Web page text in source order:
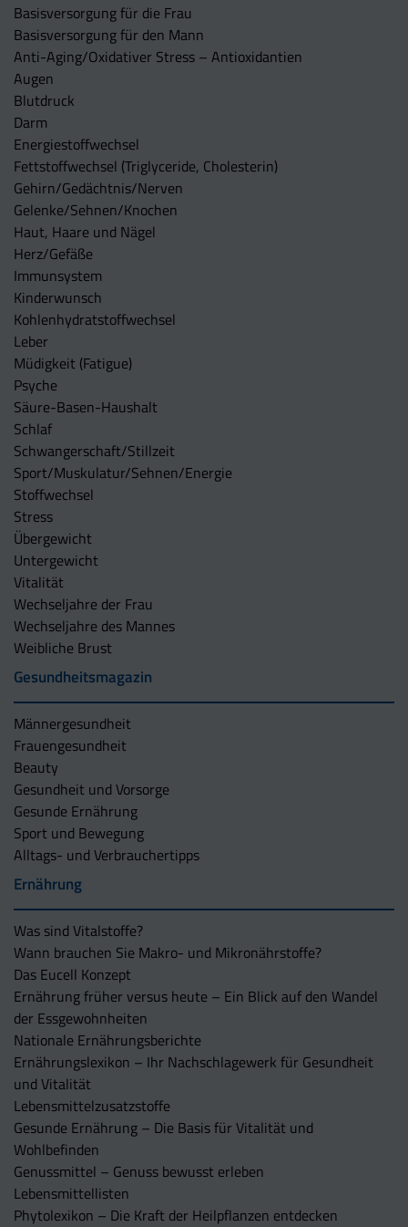
Basisversorgung für die Frau
Basisversorgung für den Mann
Anti-Aging/Oxidativer Stress – Antioxidantien
Augen
Blutdruck
Darm
Energiestoffwechsel
Fettstoffwechsel (Triglyceride, Cholesterin)
Gehirn/Gedächtnis/Nerven
Gelenke/Sehnen/Knochen
Haut, Haare und Nägel
Herz/Gefäße
Immunsystem
Kinderwunsch
Kohlenhydratstoffwechsel
Leber
Müdigkeit (Fatigue)
Psyche
Säure-Basen-Haushalt
Schlaf
Schwangerschaft/Stillzeit
Sport/Muskulatur/Sehnen/Energie
Stoffwechsel
Stress
Übergewicht
Untergewicht
Vitalität
Wechseljahre der Frau
Wechseljahre des Mannes
Weibliche Brust
Gesundheitsmagazin
Männergesundheit
Frauengesundheit
Beauty
Gesundheit und Vorsorge
Gesunde Ernährung
Sport und Bewegung
Alltags- und Verbrauchertipps
Ernährung
Was sind Vitalstoffe?
Wann brauchen Sie Makro- und Mikronährstoffe?
Das Eucell Konzept
Ernährung früher versus heute – Ein Blick auf den Wandel
der Essgewohnheiten
Nationale Ernährungsberichte
Ernährungslexikon – Ihr Nachschlagewerk für Gesundheit
und Vitalität
Lebensmittelzusatzstoffe
Gesunde Ernährung – Die Basis für Vitalität und
Wohlbefinden
Genussmittel – Genuss bewusst erleben
Lebensmittellisten
Phytolexikon – Die Kraft der Heilpflanzen entdecken